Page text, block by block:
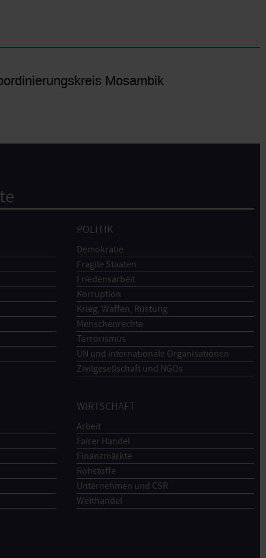
Mosambik
POLITIK
Demokratie
Fragile Staaten
Friedensarbeit
Korruption
Krieg, Waffen, Rüstung
Menschenrechte
Terrorismus
UN und internationale Organisationen
Zivilgesellschaft und NGOs
WIRTSCHAFT
Arbeit
Fairer Handel
Finanzmärkte
Rohstoffe
Unternehmen und CSR
Welthandel